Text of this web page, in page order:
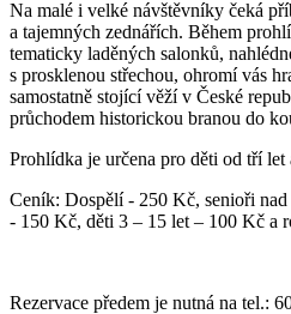
Na malé i velké návštěvníky čeká
a tajemných zednářích. Během
tematicky laděných salonků,
s prosklenou střechou, ohromí vás
samostatně stojící věží v České
průchodem historickou branou do
Prohlídka je určena pro děti od tří
Ceník: Dospělí - 250 Kč, senioři
- 150 Kč, děti 3 – 15 let – 100 Kč a
Rezervace předem je nutná na tel.: